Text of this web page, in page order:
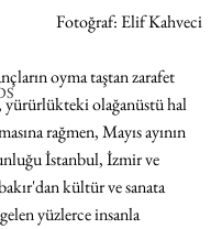
Fotoğraf: Elif Kahveci
oyma taştan zarafet
olağanüstü hal
rağmen, Mayıs ayının
İstanbul, İzmir ve
kültür ve sanata
yüzlerce insanla